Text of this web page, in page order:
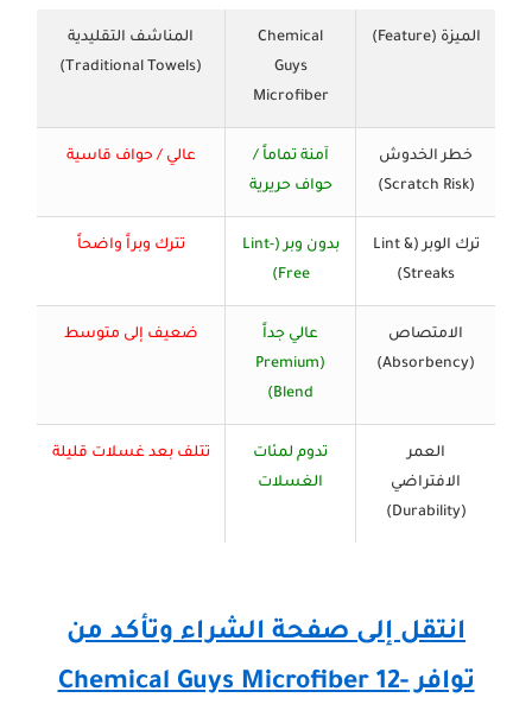
الميزة (Feature)
Chemical
Guys
Microfiber
المناشف التقليدية
(Traditional Towels)
خطر الخدوش
(Scratch Risk)
آمنة تماماً /
حواف حريرية
عالي / حواف قاسية
ترك الوبر (Lint &
Streaks)
بدون وبر (Lint-
Free)
تترك وبراً واضحاً
الامتصاص
(Absorbency)
عالي جداً
(Premium
Blend)
ضعيف إلى متوسط
العمر
الافتراضي
(Durability)
تدوم لمئات
الغسلات
تتلف بعد غسلات قليلة
انتقل إلى صفحة الشراء وتأكد من
توافر Chemical Guys Microfiber 12-